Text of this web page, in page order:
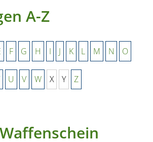
A-Z
F G H I J K L M N O
U V W X Y Z